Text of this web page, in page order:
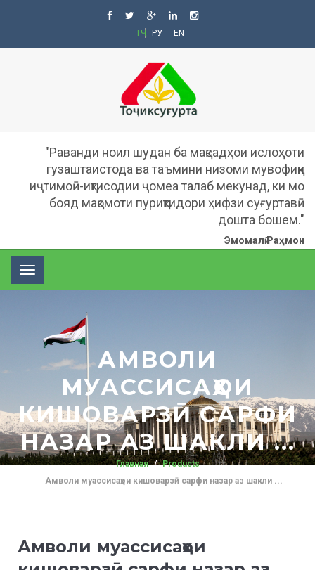
ТҶ РУ EN
"Раванди ноил шудан ба мақсадҳои ислоҳоти
гузаштаистода ва таъмини низоми мувофиқи
иҷтимоӣ-иқтисодии ҷомеа талаб мекунад, ки мо
бояд мақомоти пуриқтидори ҳифзи суғуртавӣ
дошта бошем."
Эмомалӣ Раҳмон
Toggle
navigation
АМВОЛИ
МУАССИСАҲОИ
КИШОВАРЗӢ САРФИ
НАЗАР АЗ ШАКЛИ ...
Главная
Products
Амволи муассисаҳои кишоварзӣ сарфи назар аз шакли ...
Амволи муассисаҳои